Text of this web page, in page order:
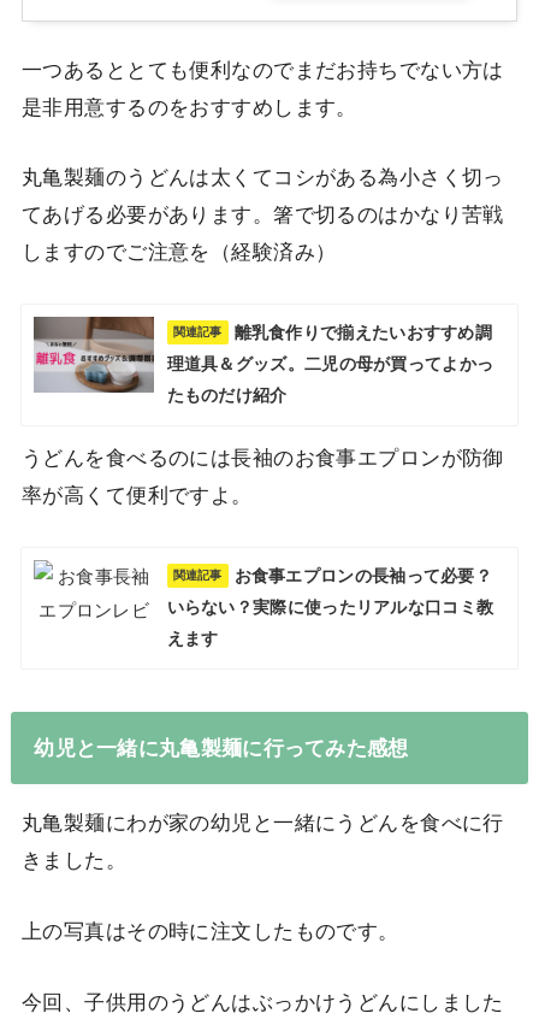
一つあるととても便利なのでまだお持ちでない方は
是非用意するのをおすすめします。
丸亀製麺のうどんは太くてコシがある為小さく切っ
てあげる必要があります。箸で切るのはかなり苦戦
しますのでご注意を（経験済み）
関連記事
離乳食作りで揃えたいおすすめ調
理道具＆グッズ。二児の母が買ってよかっ
たものだけ紹介
うどんを食べるのには長袖のお食事エプロンが防御
率が高くて便利ですよ。
関連記事
お食事エプロンの長袖って必要？
いらない？実際に使ったリアルな口コミ教
えます
幼児と一緒に丸亀製麺に行ってみた感想
丸亀製麺にわが家の幼児と一緒にうどんを食べに行
きました。
上の写真はその時に注文したものです。
今回、子供用のうどんはぶっかけうどんにしました